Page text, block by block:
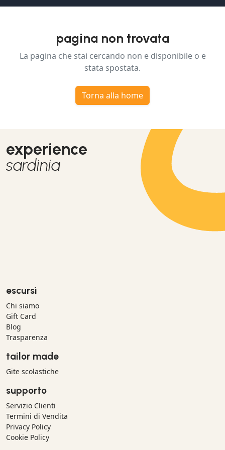
pagina non trovata
La pagina che stai cercando non e disponibile o e
stata spostata.
Torna alla home
experience
sardinia
escursì
Chi siamo
Gift Card
Blog
Trasparenza
tailor made
Gite scolastiche
supporto
Servizio Clienti
Termini di Vendita
Privacy Policy
Cookie Policy